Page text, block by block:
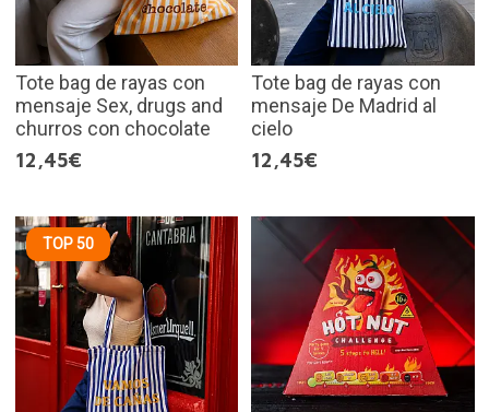
Tote bag de rayas con
mensaje Sex, drugs and
churros con chocolate
12,45€
Tote bag de rayas con
mensaje De Madrid al
cielo
12,45€
TOP 50